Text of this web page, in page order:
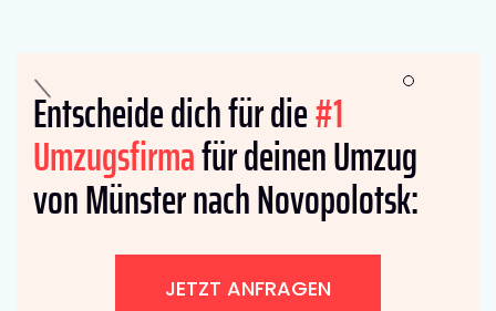
Entscheide dich für die#1
Umzugsfirmafür deinen Umzug
von Münster nach Novopolotsk:
JETZT ANFRAGEN